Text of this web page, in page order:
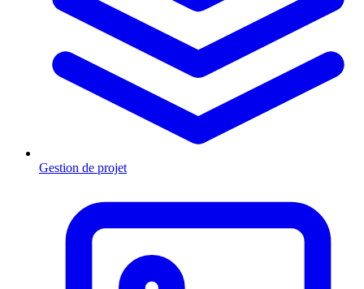
Gestion de projet